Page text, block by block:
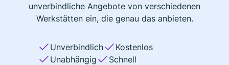
unverbindliche Angebote von verschiedenen
Werkstätten ein, die genau das anbieten.
Unverbindlich
Kostenlos
Unabhängig
Schnell